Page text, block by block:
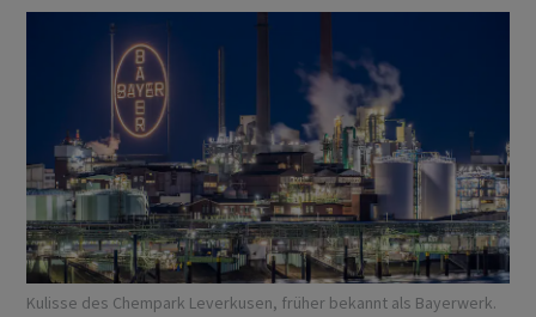
Kulisse des Chempark Leverkusen, früher bekannt als Bayerwerk.